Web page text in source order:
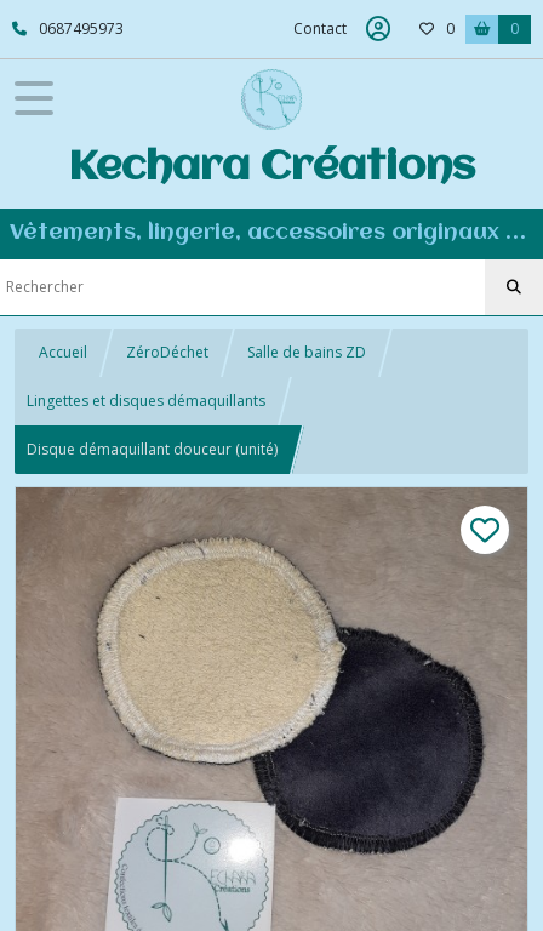
0687495973 Contact 0 0
Kechara Créations
Vêtements, lingerie, accessoires originaux et personnalisés - Couture éco-responsable
Accueil ZéroDéchet Salle de bains ZD
Lingettes et disques démaquillants
Disque démaquillant douceur (unité)